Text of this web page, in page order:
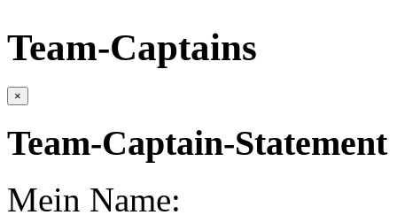
Team-Captains
×
Team-Captain-
Mein Name: